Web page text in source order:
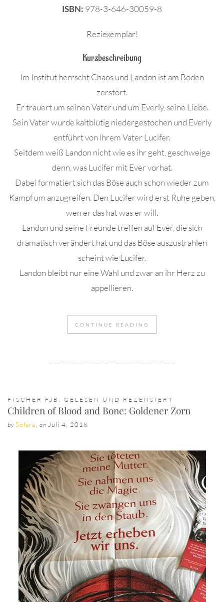
ISBN: 978-3-646-30059-8
Reziexemplar!
Kurzbeschreibung
Im Institut herrscht Chaos und Landon ist am Boden
zerstört.
Er trauert um seinen Vater und um Everly, seine Liebe.
Sein Vater wurde kaltblütig niedergestochen und Everly
entführt von ihrem Vater Lucifer.
Seitdem weiß Landon nicht wie es ihr geht, geschweige
denn, was Lucifer mit Ever vorhat.
Dabei formatiert sich das Böse auch schon wieder zum
Kampf um anzugreifen. Den Lucifer wird erst Ruhe geben,
wen er das hat was er will.
Landon und seine Freunde treffen auf Ever, die sich
dramatisch verändert hat und das Böse auszustrahlen
scheint wie Lucifer.
Landon bleibt nur eine Wahl und zwar an ihr Herz zu
appellieren.
CONTINUE READING
FISCHER FJB , GELESEN UND REZENSIERT
Children of Blood and Bone: Goldener Zorn
by Solara, on Juli 4, 2018